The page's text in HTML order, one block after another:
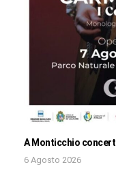
A Monticchio
6 Agosto 2026